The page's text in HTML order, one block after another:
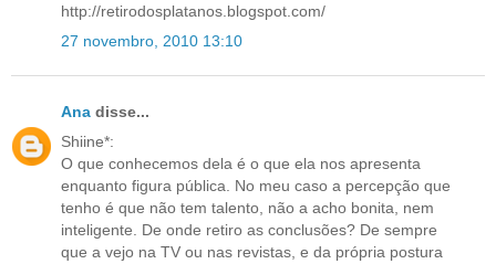
http://retirodosplatanos.blogspot.com/
27 novembro, 2010 13:10
Ana disse...
Shiine*:
O que conhecemos dela é o que ela nos apresenta
enquanto figura pública. No meu caso a percepção que
tenho é que não tem talento, não a acho bonita, nem
inteligente. De onde retiro as conclusões? De sempre
que a vejo na TV ou nas revistas, e da própria postura